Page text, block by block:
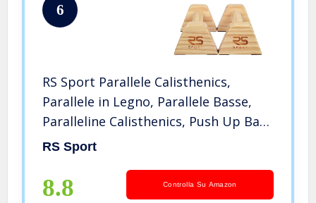
6
RS Sport Parallele Calisthenics,
Parallele in Legno, Parallele Basse,
Paralleline Calisthenics, Push Up Bar,
Crossfit e Steet Workout, Palestra
RS Sport
8.8 Controlla Su Amazon